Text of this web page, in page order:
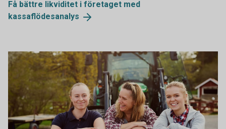
Få bättre likviditet i företaget med
kassaflödesanalys